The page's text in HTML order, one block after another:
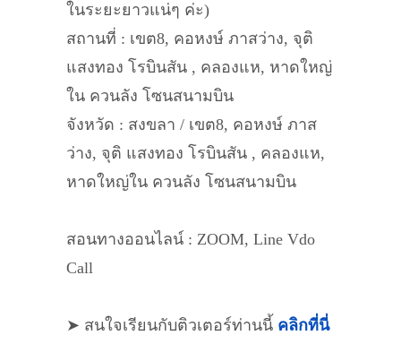
ในระยะยาวแน่ๆ ค่ะ)
สถานที่ : เขต8, คอหงษ์ ภาสว่าง, จุติ
แสงทอง โรบินสัน , คลองแห, หาดใหญ่
ใน ควนลัง โซนสนามบิน
จังหวัด : สงขลา / เขต8, คอหงษ์ ภาส
ว่าง, จุติ แสงทอง โรบินสัน , คลองแห,
หาดใหญ่ใน ควนลัง โซนสนามบิน
สอนทางออนไลน์ : ZOOM, Line Vdo
Call
➤ สนใจเรียนกับติวเตอร์ท่านนี้ คลิกที่นี่